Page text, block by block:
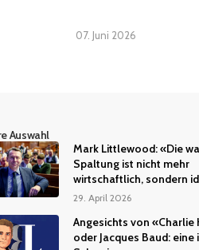
07. Juni 2026
Auswahl
Mark Littlewood: «Die
Spaltung ist nicht mehr
wirtschaftlich, sondern
29. April 2026
Angesichts von «Charlie
oder Jacques Baud: